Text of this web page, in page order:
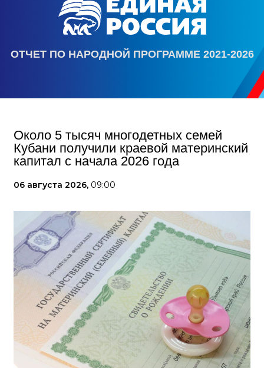
ОТЧЕТ ПО НАРОДНОЙ ПРОГРАММЕ 2021-2026
Около 5 тысяч многодетных семей
Кубани получили краевой материнский
капитал с начала 2026 года
06 августа 2026, 09:00